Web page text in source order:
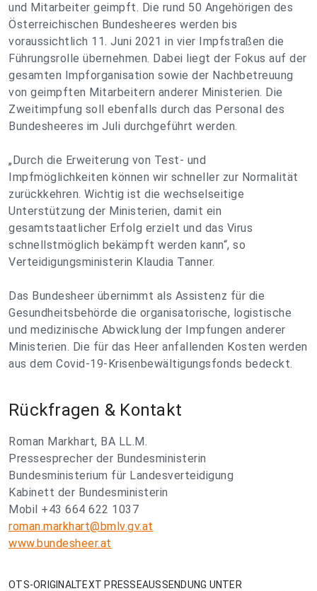
und Mitarbeiter geimpft. Die rund 50 Angehörigen des
Österreichischen Bundesheeres werden bis
voraussichtlich 11. Juni 2021 in vier Impfstraßen die
Führungsrolle übernehmen. Dabei liegt der Fokus auf der
gesamten Impforganisation sowie der Nachbetreuung
von geimpften Mitarbeitern anderer Ministerien. Die
Zweitimpfung soll ebenfalls durch das Personal des
Bundesheeres im Juli durchgeführt werden.
„Durch die Erweiterung von Test- und
Impfmöglichkeiten können wir schneller zur Normalität
zurückkehren. Wichtig ist die wechselseitige
Unterstützung der Ministerien, damit ein
gesamtstaatlicher Erfolg erzielt und das Virus
schnellstmöglich bekämpft werden kann“, so
Verteidigungsministerin Klaudia Tanner.
Das Bundesheer übernimmt als Assistenz für die
Gesundheitsbehörde die organisatorische, logistische
und medizinische Abwicklung der Impfungen anderer
Ministerien. Die für das Heer anfallenden Kosten werden
aus dem Covid-19-Krisenbewältigungsfonds bedeckt.
Rückfragen & Kontakt
Roman Markhart, BA LL.M.
Pressesprecher der Bundesministerin
Bundesministerium für Landesverteidigung
Kabinett der Bundesministerin
Mobil +43 664 622 1037
roman.markhart@bmlv.gv.at
www.bundesheer.at
OTS-ORIGINALTEXT PRESSEAUSSENDUNG UNTER